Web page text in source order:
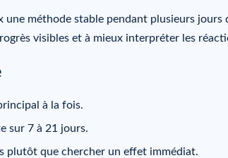
une méthode stable pendant plusieurs
visibles et à mieux interpréter les
à la fois.
sur 7 à 21 jours.
plutôt que chercher un effet immédiat.